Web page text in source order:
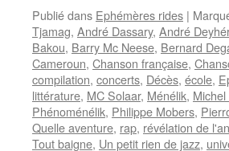
Publié dans Ephémères rides |
Tjamag, André Dassary, André
Bakou, Barry Mc Neese, Bernard
Cameroun, Chanson française,
compilation, concerts, Décès, école,
littérature, MC Solaar, Ménélik,
Phénoménélik, Philippe Mobers,
Quelle aventure, rap, révélation de
Tout baigne, Un petit rien de jazz,